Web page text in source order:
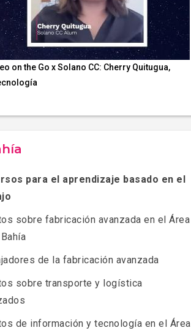
on the Go x Solano CC: Cherry Quitugua,
para el aprendizaje basado en el
sobre fabricación avanzada en el Área
de la fabricación avanzada
sobre transporte y logística
de información y tecnología en el Área